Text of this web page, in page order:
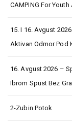
CAMPING For
15. I 16. Avgust
Aktivan Odmor Pod
16. Avgust 2026 –
Ibrom Spust Bez
2-Zubin Potok